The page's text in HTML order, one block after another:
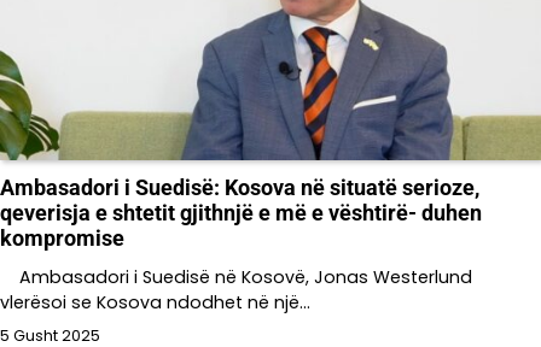
Ambasadori i Suedisë: Kosova në situatë serioze,
qeverisja e shtetit gjithnjë e më e vështirë- duhen
kompromise
Ambasadori i Suedisë në Kosovë, Jonas Westerlund
vlerësoi se Kosova ndodhet në një…
5 Gusht 2025